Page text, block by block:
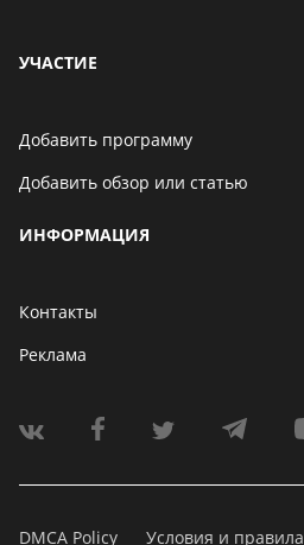
УЧАСТИЕ
Добавить программу
Добавить обзор или статью
ИНФОРМАЦИЯ
Контакты
Реклама
DMCA Policy Условия и правила